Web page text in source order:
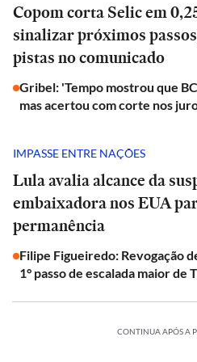
Copom corta Selic em
sinalizar próximos
pistas no comunicado
Gribel: 'Tempo mostrou que
mas acertou com corte nos
IMPASSE ENTRE NAÇÕES
Lula avalia alcance da
embaixadora nos EUA
permanência
Filipe Figueiredo: Revogação
1° passo de escalada maior de
CONTINUA APÓS A